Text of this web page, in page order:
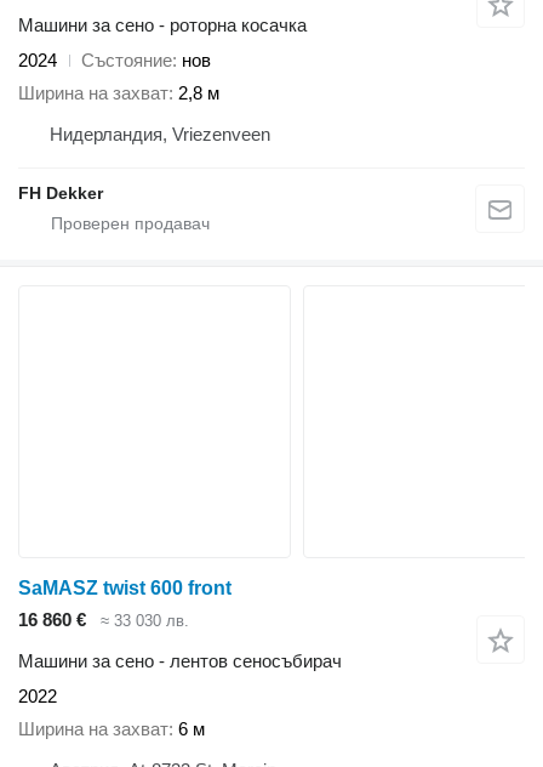
Машини за сено - роторна косачка
2024
Състояние нов
Ширина на захват 2,8 м
Нидерландия, Vriezenveen
FH Dekker
SaMASZ twist 600 front
16 860 €
≈ 33 030 лв.
Машини за сено - лентов сеносъбирач
2022
Ширина на захват 6 м